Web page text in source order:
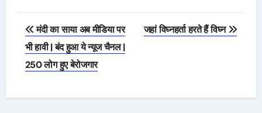
Post
navigation
मंदी का साया अब मीडिया पर
भी हावी | बंद हुआ ये न्यूज चैनल |
250 लोग हुए बेरोजगार
जहां विघ्नहर्ता हरते हैं विघ्न